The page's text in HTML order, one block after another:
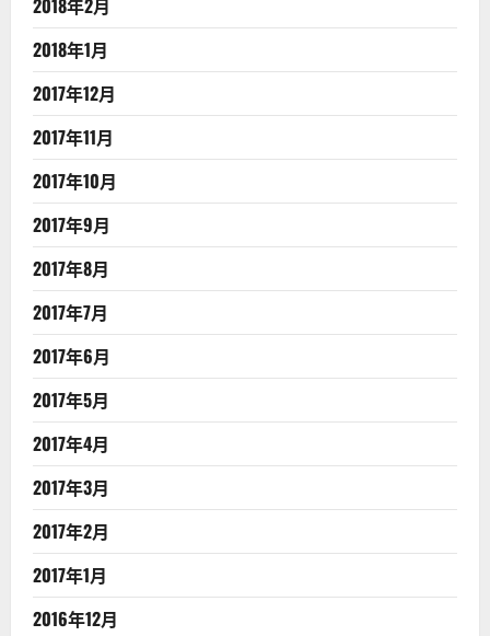
2018年2月
2018年1月
2017年12月
2017年11月
2017年10月
2017年9月
2017年8月
2017年7月
2017年6月
2017年5月
2017年4月
2017年3月
2017年2月
2017年1月
2016年12月